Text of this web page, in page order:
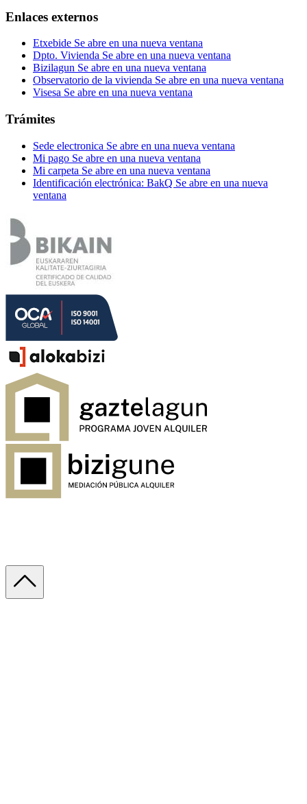
Enlaces externos
Etxebide Se abre en una nueva ventana
Dpto. Vivienda Se abre en una nueva ventana
Bizilagun Se abre en una nueva ventana
Observatorio de la vivienda Se abre en una nueva ventana
Visesa Se abre en una nueva ventana
Trámites
Sede electronica Se abre en una nueva ventana
Mi pago Se abre en una nueva ventana
Mi carpeta Se abre en una nueva ventana
Identificación electrónica: BakQ Se abre en una nueva
ventana